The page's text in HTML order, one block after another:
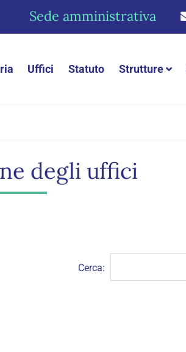
Sede amministrativa
Uffici Statuto Strutture
degli uffici
Cerca: